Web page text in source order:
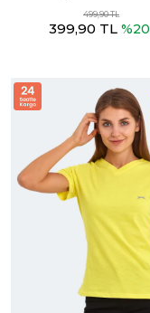
Açık Gri Tişört
499,90 TL
399,90 TL %20